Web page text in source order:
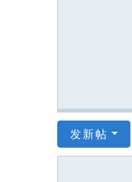
发新帖